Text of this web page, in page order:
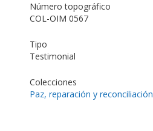
Número topográfico
COL-OIM 0567
Tipo
Testimonial
Colecciones
Paz, reparación y reconciliación